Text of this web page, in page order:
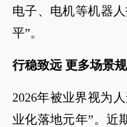
电子、电机等机器
平”。
行稳致远 更多场景
2026年被业界视为
业化落地元年”。近